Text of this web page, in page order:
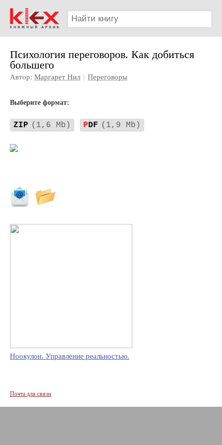
Психология переговоров. Как добиться
большего
Автор: Маргарет Нил | Переговоры
Выберите формат:
ZIP (1,6 Mb) PDF (1,9 Mb)
Ноокулон. Управление реальностью.
Почта для связи